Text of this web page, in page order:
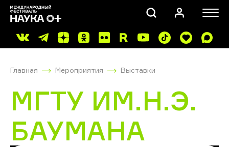
Главная Мероприятия Выставки
МГТУ ИМ.Н.Э.
БАУМАНА